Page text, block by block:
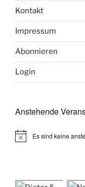
Kontakt
Impressum
Abonnieren
Login
Anstehende
H
i
Es sind keine